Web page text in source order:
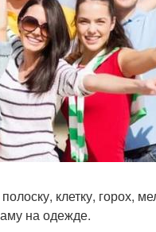
клетку, горох,
на одежде.